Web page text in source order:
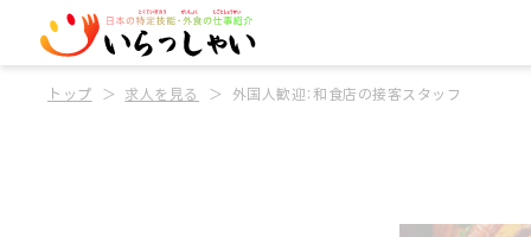
トップ 求人を見る 外国人歓迎：和食店の接客スタッフ